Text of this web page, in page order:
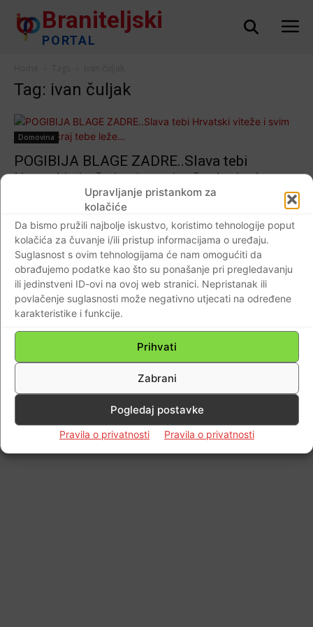
Upravljanje pristankom za
kolačiće
Da bismo pružili najbolje iskustvo, koristimo tehnologije poput
kolačića za čuvanje i/ili pristup informacijama o uređaju.
Suglasnost s ovim tehnologijama će nam omogućiti da
obrađujemo podatke kao što su ponašanje pri pregledavanju
ili jedinstveni ID-ovi na ovoj web stranici. Nepristanak ili
povlačenje suglasnosti može negativno utjecati na određene
karakteristike i funkcije.
Prihvati
Zabrani
Pogledaj postavke
Pravila o privatnosti Pravila o privatnosti
Braniteljski
PORTAL
Tag: ivan čuljak
Domovina
POGIBIJA BLAGE ZADRE..Slava tebi
Hrvatski viteže i svim onim što kraj tebe
Impressum Kontaktirajte nas Pravila o privatnosti
© Newspaper WordPress Theme by TagDiv